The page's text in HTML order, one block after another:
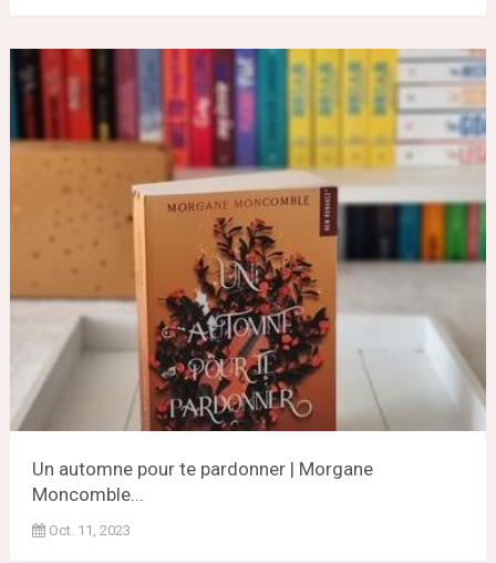
Un automne pour te pardonner | Morgane
Moncomble...
Oct. 11, 2023